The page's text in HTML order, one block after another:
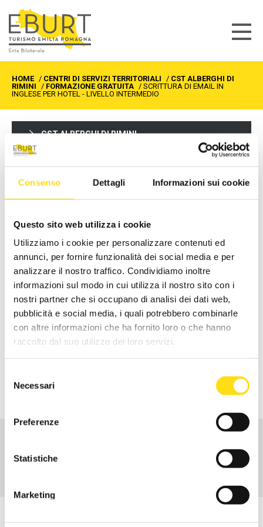
Consenso Dettagli Informazioni sui cookie
Questo sito web utilizza i cookie
Utilizziamo i cookie per personalizzare contenuti ed
annunci, per fornire funzionalità dei social media e per
analizzare il nostro traffico. Condividiamo inoltre
informazioni sul modo in cui utilizza il nostro sito con i
nostri partner che si occupano di analisi dei dati web,
pubblicità e social media, i quali potrebbero combinarle
con altre informazioni che ha fornito loro o che hanno
raccolto dal suo utilizzo dei loro servizi.
delNecessari
Preferenze
Statistiche
Marketing
HOME / CENTRI DI SERVIZI TERRITORIALI / CST ALBERGHI DI
RIMINI / FORMAZIONE GRATUITA / SCRITTURA DI EMAIL IN
INGLESE PER HOTEL - LIVELLO INTERMEDIO
CST ALBERGHI DI RIMINI
Sportelli informativi
Richiedi info
SCRITTURA DI EMAIL IN
INGLESE PER HOTEL -
LIVELLO INTERMEDIO
Richiedi info